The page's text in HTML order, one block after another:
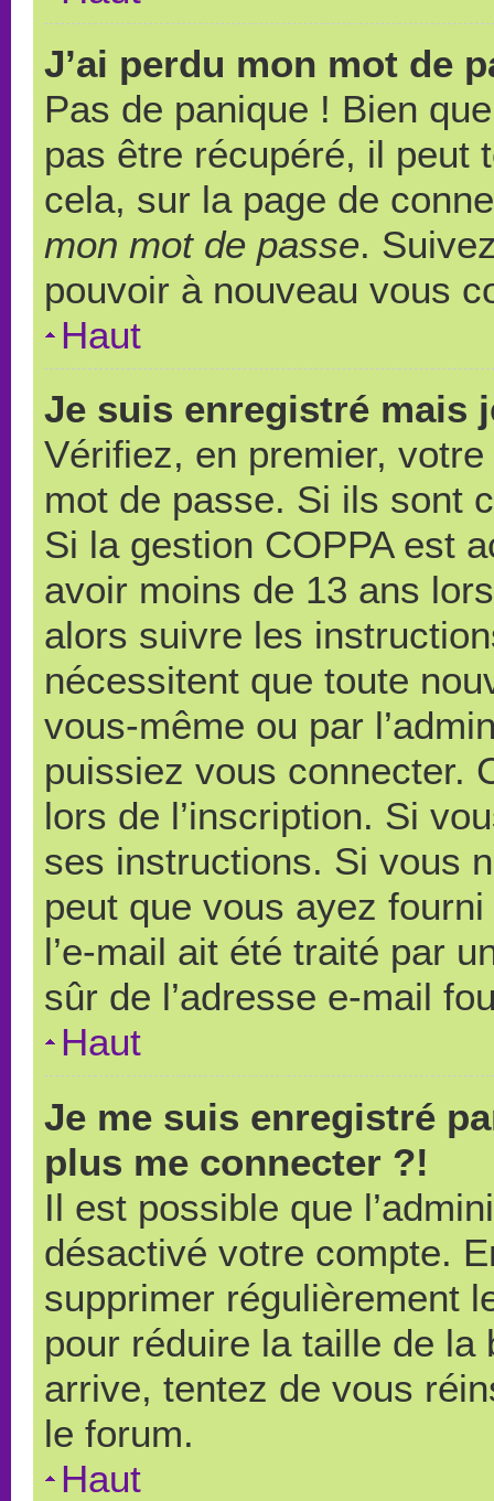
J’ai perdu mon mot de
Pas de panique ! Bien
pas être récupéré, il peut
cela, sur la page de
mon mot de passe.
pouvoir à nouveau vous
Haut
Je suis enregistré mais
Vérifiez, en premier,
mot de passe. Si ils sont
Si la gestion COPPA est
avoir moins de 13 ans
alors suivre les
nécessitent que toute
vous-même ou par
puissiez vous connecter.
lors de l’inscription. Si
ses instructions. Si vous
peut que vous ayez
l’e-mail ait été traité par
sûr de l’adresse e-mail
Haut
Je me suis enregistré
plus me connecter ?!
Il est possible que
désactivé votre compte.
supprimer régulièrement
pour réduire la taille de
arrive, tentez de vous
le forum.
Haut